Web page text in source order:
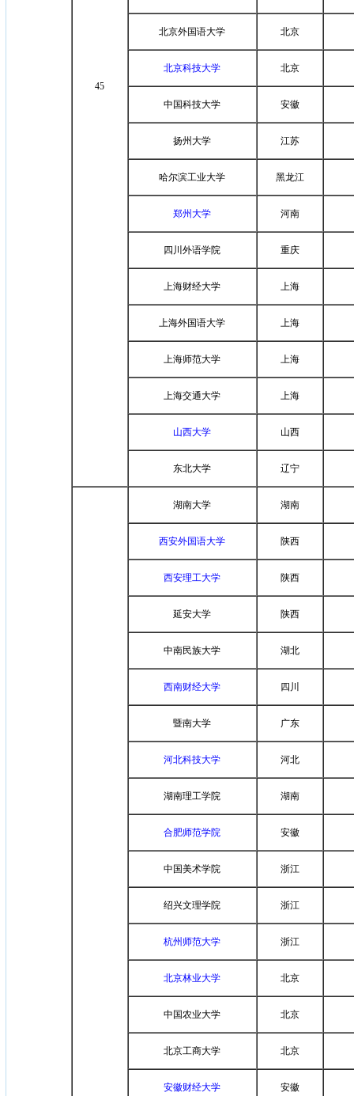
45
北京外国语大学 北京
北京科技大学 北京
中国科技大学 安徽
扬州大学 江苏
哈尔滨工业大学 黑龙江
郑州大学 河南
四川外语学院 重庆
上海财经大学 上海
上海外国语大学 上海
上海师范大学 上海
上海交通大学 上海
山西大学 山西
东北大学 辽宁
湖南大学 湖南
西安外国语大学 陕西
西安理工大学 陕西
延安大学 陕西
中南民族大学 湖北
西南财经大学 四川
暨南大学 广东
河北科技大学 河北
湖南理工学院 湖南
合肥师范学院 安徽
中国美术学院 浙江
绍兴文理学院 浙江
杭州师范大学 浙江
北京林业大学 北京
中国农业大学 北京
北京工商大学 北京
安徽财经大学 安徽